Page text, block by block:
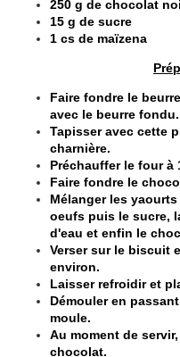
250 g de chocolat
15 g de sucre
1 cs de maïzena
Faire fondre le
avec le beurre fondu.
Tapisser avec cette
charnière.
Préchauffer le four à
Faire fondre le
Mélanger les
oeufs puis le sucre,
d'eau et enfin le
Verser sur le biscuit
environ.
Laisser refroidir et
Démouler en
moule.
Au moment de
chocolat.